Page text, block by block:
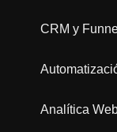
CRM y
Analítica